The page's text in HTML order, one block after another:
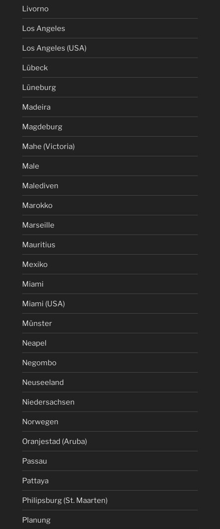
Livorno
Los Angeles
Los Angeles (USA)
Lübeck
Lüneburg
Madeira
Magdeburg
Mahe (Victoria)
Male
Malediven
Marokko
Marseille
Mauritius
Mexiko
Miami
Miami (USA)
Münster
Neapel
Negombo
Neuseeland
Niedersachsen
Norwegen
Oranjestad (Aruba)
Passau
Pattaya
Philipsburg (St. Maarten)
Planung